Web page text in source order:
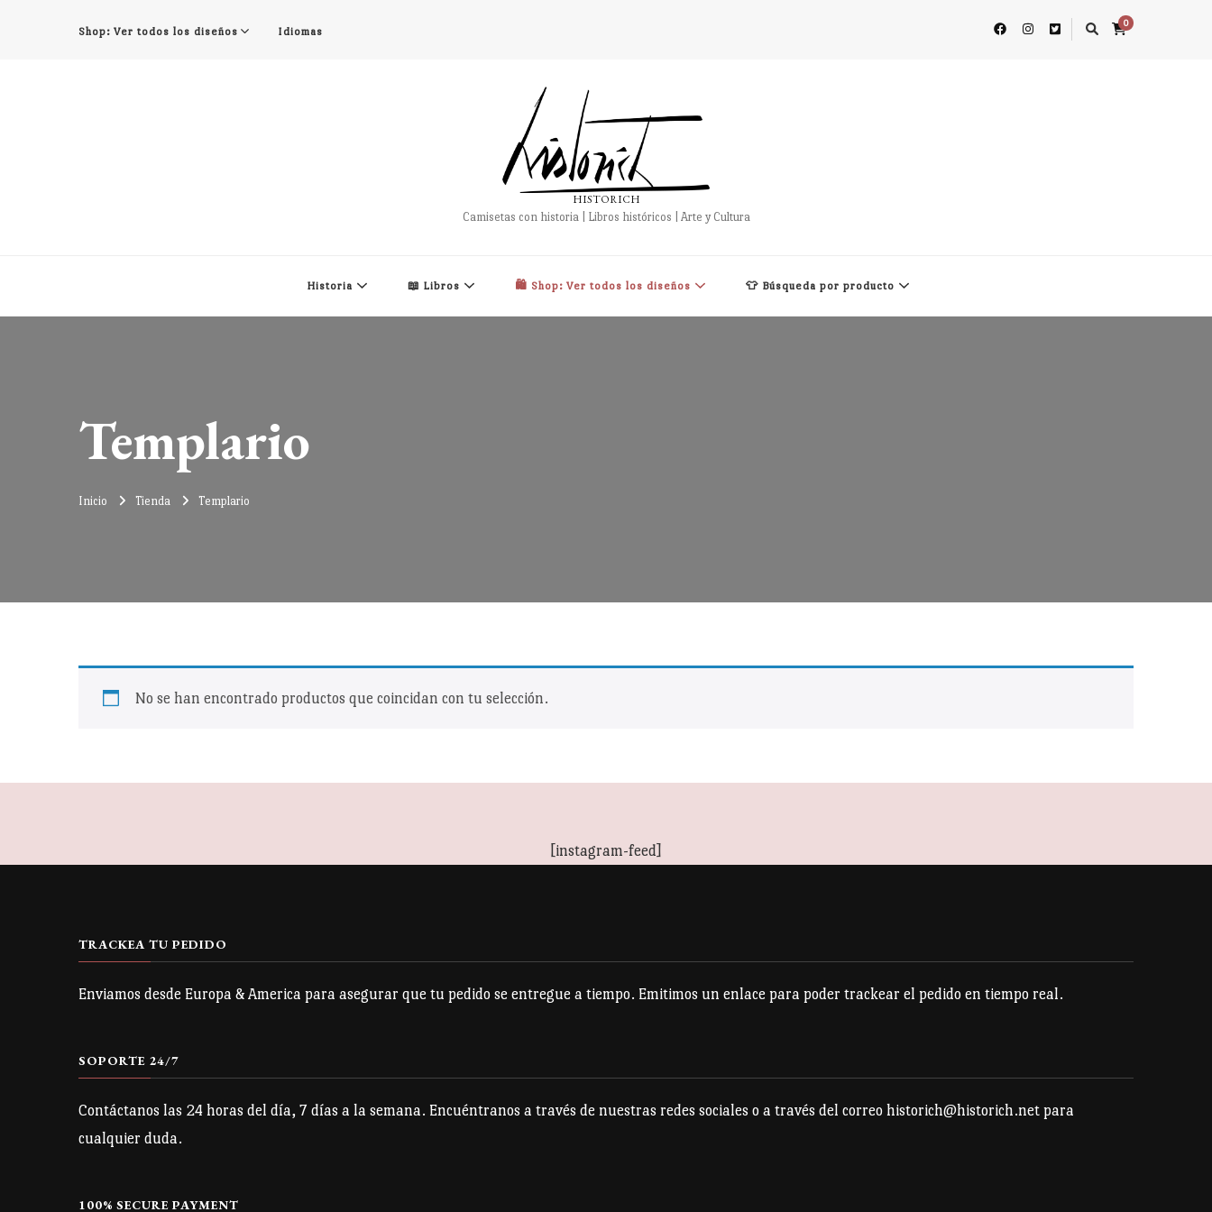
Shop: Ver todos los diseños Idiomas
0
HISTORICH
Camisetas con historia | Libros históricos | Arte y Cultura
Historia 📖 Libros 🛍️ Shop: Ver todos los diseños 👕 Búsqueda por producto
Templario
Inicio Tienda Templario
No se han encontrado productos que coincidan con tu selección.
[instagram-feed]
TRACKEA TU PEDIDO
Enviamos desde Europa & America para asegurar que tu pedido se entregue a tiempo. Emitimos un enlace para poder trackear el pedido en tiempo real.
SOPORTE 24/7
Contáctanos las 24 horas del día, 7 días a la semana. Encuéntranos a través de nuestras redes sociales o a través del correo historich@historich.net para
cualquier duda.
100% SECURE PAYMENT